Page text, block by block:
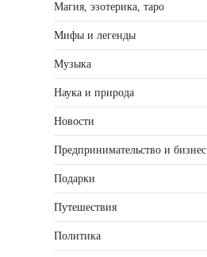
Магия, эзотерика, таро
Мифы и легенды
Музыка
Наука и природа
Новости
Предпринимательство и бизнес
Подарки
Путешествия
Политика